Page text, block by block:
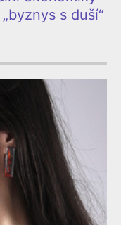
s duší“